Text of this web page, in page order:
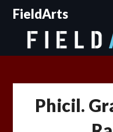
SkipFieldArts
Phicil.